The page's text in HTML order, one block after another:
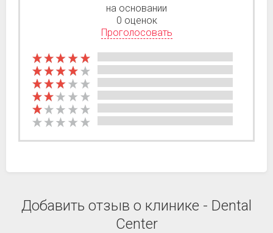
на основании
0 оценок
Проголосовать
Добавить отзыв о клинике - Dental
Center